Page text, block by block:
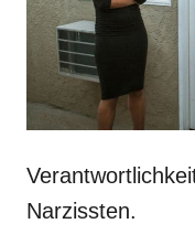
Narzissten.